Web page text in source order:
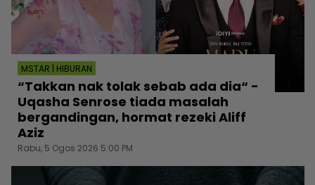
MSTAR | HIBURAN
“Takkan nak tolak sebab ada dia“ -
Uqasha Senrose tiada masalah
bergandingan, hormat rezeki Aliff
Aziz
Rabu, 5 Ogos 2026 5:00 PM